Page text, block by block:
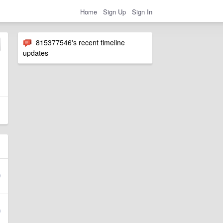
Home Sign Up Sign In
815377546's recent timeline
updates